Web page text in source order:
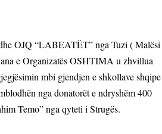
OJQ “LABEATËT” nga Tuzi ( Malësi
e Organizatës OSHTIMA u zhvillua
mbi gjendjen e shkollave shqipe
nga donatorët e ndryshëm 400
Temo” nga qyteti i Strugës.